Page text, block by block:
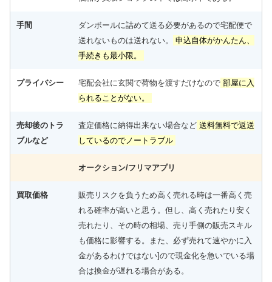
手間
ダンボールに詰めて送る必要があるので宅配便で
送れないものは送れない。
申込自体がかんたん、
手続きも最小限。
プライバシー 宅配会社に玄関で荷物を渡すだけなので 部屋に入
られることがない。
売却後のトラ
ブルなど
査定価格に納得出来ない場合など 送料無料で返送
しているのでノートラブル
オークション/フリマアプリ
買取価格
販売リスクを負うため高く売れる時は一番高く売
れる確率が高いと思う。但し、高く売れたり安く
売れたり、その時の相場、売り手側の販売スキル
も価格に影響する。また、必ず売れて速やかに入
金があるわけではない]ので現金化を急いでいる場
合は換金が遅れる場合がある。